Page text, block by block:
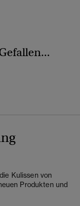
Kulissen von
Produkten und